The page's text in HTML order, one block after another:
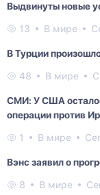
Выдвинуты новые
13 В мире
В Турции
48 В мире
СМИ: У США
операции против
1 В мире
Вэнс заявил о
8 В мире